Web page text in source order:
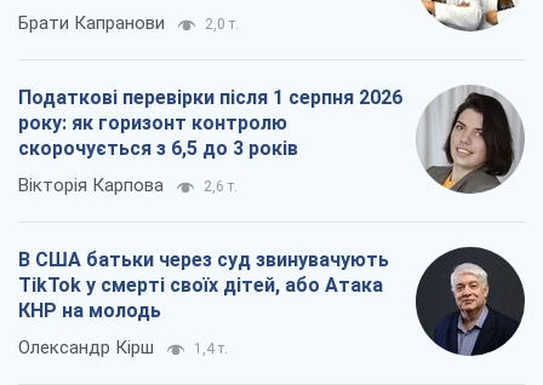
Брати Капранови 2,0 т.
Податкові перевірки після 1 серпня 2026
року: як горизонт контролю
скорочується з 6,5 до 3 років
Вікторія Карпова 2,6 т.
В США батьки через суд звинувачують
TikTok у смерті своїх дітей, або Атака
КНР на молодь
Олександр Кірш 1,4 т.